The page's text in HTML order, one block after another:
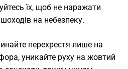
їх, щоб не наражати
на небезпеку.
перехрестя лише на
уникайте руху на жовтий